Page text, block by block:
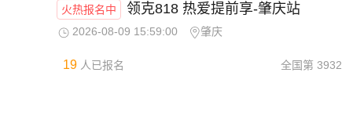
火热报名中 领克818 热爱提前享-肇庆站
2026-08-09 15:59:00 肇庆
19 人已报名 全国第 3932